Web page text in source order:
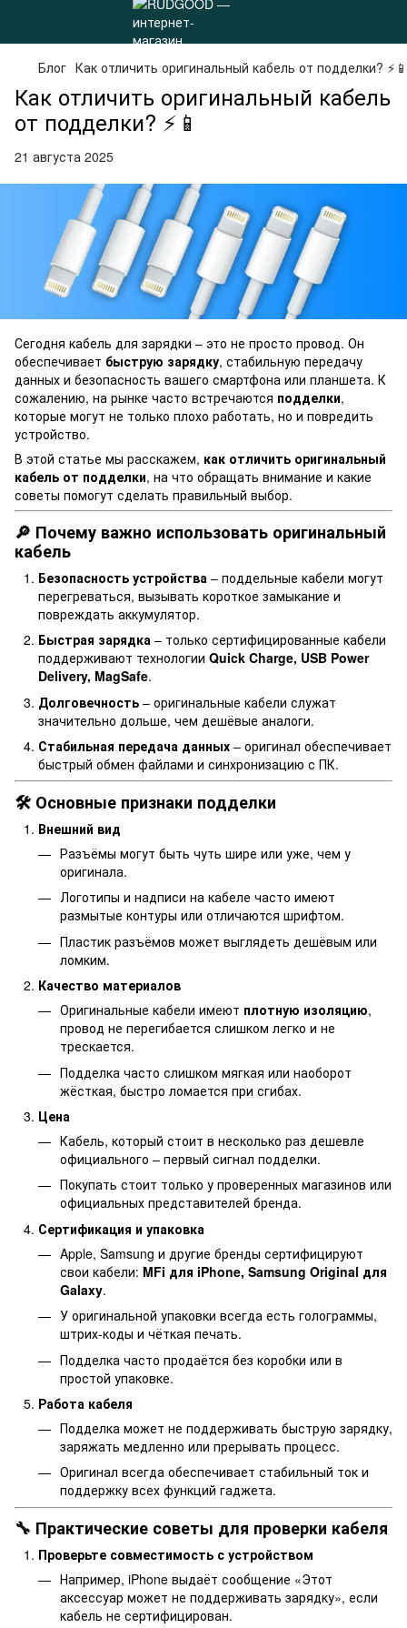
Блог Как отличить оригинальный кабель от подделки? ⚡📱
Как отличить оригинальный кабель
от подделки? ⚡📱
21 августа 2025
Сегодня кабель для зарядки – это не просто провод. Он
обеспечивает быструю зарядку, стабильную передачу
данных и безопасность вашего смартфона или планшета. К
сожалению, на рынке часто встречаются подделки,
которые могут не только плохо работать, но и повредить
устройство.
В этой статье мы расскажем, как отличить оригинальный
кабель от подделки, на что обращать внимание и какие
советы помогут сделать правильный выбор.
🔎 Почему важно использовать оригинальный
кабель
Безопасность устройства – поддельные кабели могут
перегреваться, вызывать короткое замыкание и
повреждать аккумулятор.
Быстрая зарядка – только сертифицированные кабели
поддерживают технологии Quick Charge, USB Power
Delivery, MagSafe.
Долговечность – оригинальные кабели служат
значительно дольше, чем дешёвые аналоги.
Стабильная передача данных – оригинал обеспечивает
быстрый обмен файлами и синхронизацию с ПК.
🛠 Основные признаки подделки
Внешний вид
Разъёмы могут быть чуть шире или уже, чем у
оригинала.
Логотипы и надписи на кабеле часто имеют
размытые контуры или отличаются шрифтом.
Пластик разъёмов может выглядеть дешёвым или
ломким.
Качество материалов
Оригинальные кабели имеют плотную изоляцию,
провод не перегибается слишком легко и не
трескается.
Подделка часто слишком мягкая или наоборот
жёсткая, быстро ломается при сгибах.
Цена
Кабель, который стоит в несколько раз дешевле
официального – первый сигнал подделки.
Покупать стоит только у проверенных магазинов или
официальных представителей бренда.
Сертификация и упаковка
Apple, Samsung и другие бренды сертифицируют
свои кабели: MFi для iPhone, Samsung Original для
Galaxy.
У оригинальной упаковки всегда есть голограммы,
штрих-коды и чёткая печать.
Подделка часто продаётся без коробки или в
простой упаковке.
Работа кабеля
Подделка может не поддерживать быструю зарядку,
заряжать медленно или прерывать процесс.
Оригинал всегда обеспечивает стабильный ток и
поддержку всех функций гаджета.
🔧 Практические советы для проверки кабеля
Проверьте совместимость с устройством
Например, iPhone выдаёт сообщение «Этот
аксессуар может не поддерживать зарядку», если
кабель не сертифицирован.